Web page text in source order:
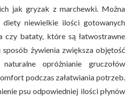
jak gryzak z marchewki. Można
niewielkie ilości gotowanych
czy bataty, które są łatwostrawne
żywienia zwiększa objętość
opróżnianie gruczołów
podczas załatwiania potrzeb.
psu odpowiedniej ilości płynów